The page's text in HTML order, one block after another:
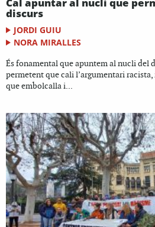
discurs
JORDI GUIU
NORA MIRALLES
És fonamental que apuntem al nucli del
permetent que cali l’argumentari
que embolcalla i...